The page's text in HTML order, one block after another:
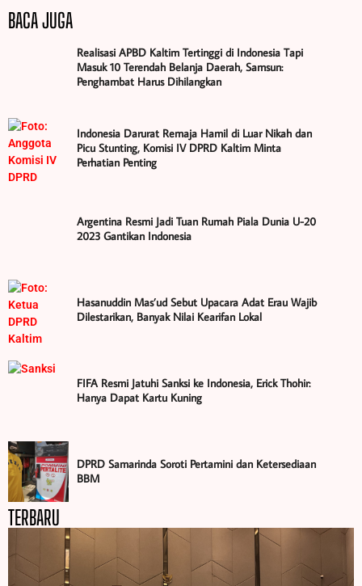
BACA JUGA
Realisasi APBD Kaltim Tertinggi di Indonesia Tapi
Masuk 10 Terendah Belanja Daerah, Samsun:
Penghambat Harus Dihilangkan
Indonesia Darurat Remaja Hamil di Luar Nikah dan
Picu Stunting, Komisi IV DPRD Kaltim Minta
Perhatian Penting
Argentina Resmi Jadi Tuan Rumah Piala Dunia U-20
2023 Gantikan Indonesia
Hasanuddin Mas’ud Sebut Upacara Adat Erau Wajib
Dilestarikan, Banyak Nilai Kearifan Lokal
FIFA Resmi Jatuhi Sanksi ke Indonesia, Erick Thohir:
Hanya Dapat Kartu Kuning
DPRD Samarinda Soroti Pertamini dan Ketersediaan
BBM
TERBARU